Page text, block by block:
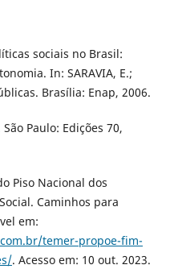
sociais no Brasil:
In: SARAVIA, E.;
Brasília: Enap, 2006.
Paulo: Edições 70,
Piso Nacional dos
Caminhos para
em:
temer-propoe-fim-
. Acesso em: 10 out. 2023.